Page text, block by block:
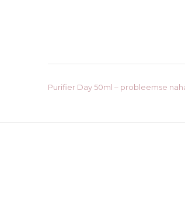
Post
Purifier Day 50ml – probleemse